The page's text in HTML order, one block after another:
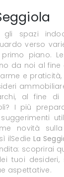
gli spazi
verso
piano.
da noi al
e
al fine di
I più
novità
ilSedie La
scoprirai
tuoi
aspettative.